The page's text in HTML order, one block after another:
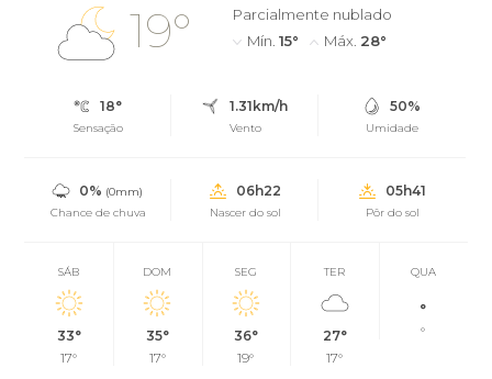
19°
Parcialmente nublado
Mín. 15° Máx. 28°
18°
Sensação
1.31km/h
Vento
50%
Umidade
0% (0mm)
Chance de chuva
06h22
Nascer do sol
05h41
Pôr do sol
SÁB
33°
17°
DOM
35°
17°
SEG
36°
19°
TER
27°
17°
QUA
°
°